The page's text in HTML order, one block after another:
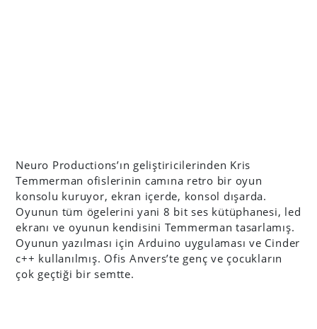
Neuro Productions’ın geliştiricilerinden Kris
Temmerman ofislerinin camına retro bir oyun
konsolu kuruyor, ekran içerde, konsol dışarda.
Oyunun tüm ögelerini yani 8 bit ses kütüphanesi, led
ekranı ve oyunun kendisini Temmerman tasarlamış.
Oyunun yazılması için Arduino uygulaması ve Cinder
c++ kullanılmış. Ofis Anvers’te genç ve çocukların
çok geçtiği bir semtte.